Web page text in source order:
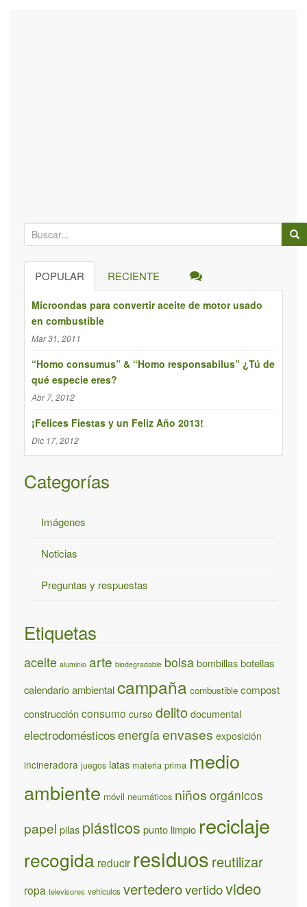
B
ú
s
POPULAR RECIENTE
Microondas para convertir aceite de motor usado
en combustible
Mar 31, 2011
“Homo consumus” & “Homo responsabilus” ¿Tú de
qué especie eres?
Abr 7, 2012
¡Felices Fiestas y un Feliz Año 2013!
Dic 17, 2012
Categorías
Imágenes
Noticias
Preguntas y respuestas
Etiquetas
aceite aluminio arte biodegradable bolsabombillasbotellas
calendario ambientalcampaña combustible compost
construcción consumo curso delito documental
electrodomésticosenergíaenvases exposición
incineradora juegos latas materia prima medio
ambiente móvil neumáticos niños orgánicos
papel pilas plásticos punto limpio reciclaje
recogida reducir residuos reutilizar
ropa televisores vehículos vertederovertidovideo